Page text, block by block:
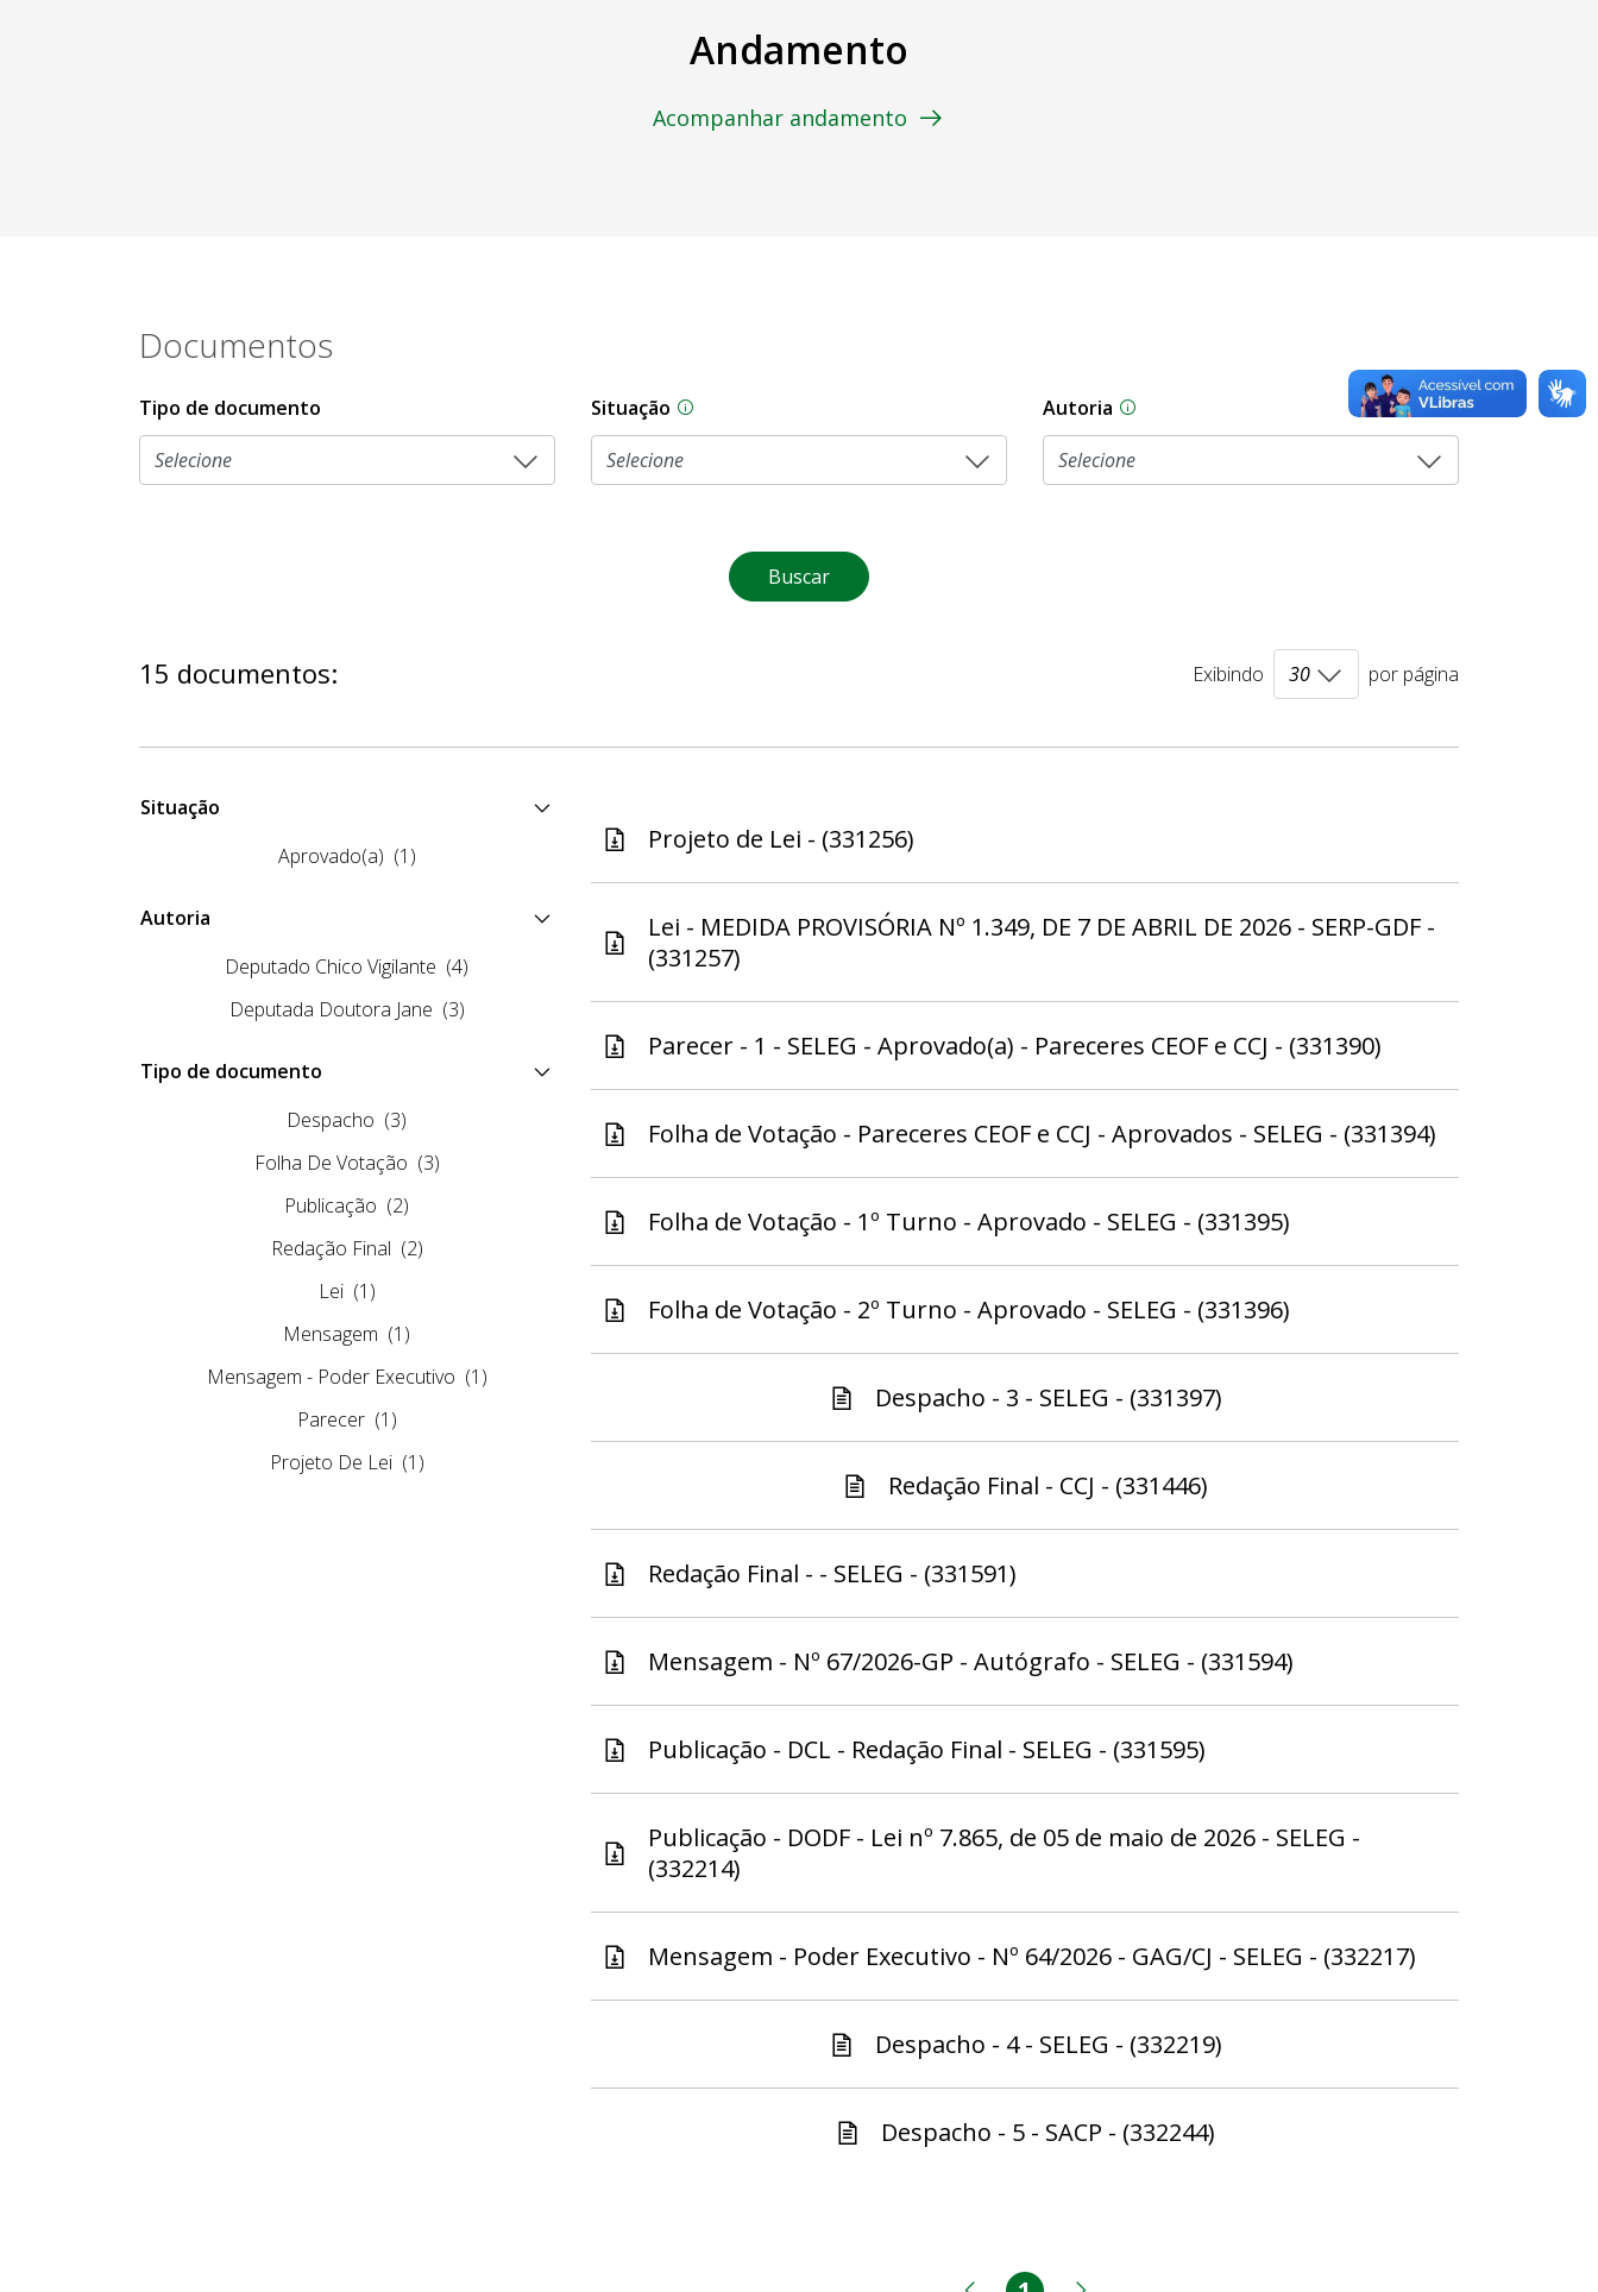
Andamento
Acompanhar andamento
Documentos
Tipo de documento Situação Na CLDF, as proposições legislativas passam por diferentes estágios durante o processo
Autoria As proposições legislativas na CLDF podem ser
Buscar
15 documentos: Exibindo por página
Situação
Aprovado(a) (1)
Autoria
Deputado Chico Vigilante (4)
Deputada Doutora Jane (3)
Tipo de documento
Despacho (3)
Folha De Votação (3)
Publicação (2)
Redação Final (2)
Lei (1)
Mensagem (1)
Mensagem - Poder Executivo (1)
Parecer (1)
Projeto De Lei (1)
Projeto de Lei - (331256)
Lei - MEDIDA PROVISÓRIA Nº 1.349, DE 7 DE ABRIL DE 2026 - SERP-GDF -
(331257)
Parecer - 1 - SELEG - Aprovado(a) - Pareceres CEOF e CCJ - (331390)
Folha de Votação - Pareceres CEOF e CCJ - Aprovados - SELEG - (331394)
Folha de Votação - 1º Turno - Aprovado - SELEG - (331395)
Folha de Votação - 2º Turno - Aprovado - SELEG - (331396)
Despacho - 3 - SELEG - (331397)
Redação Final - CCJ - (331446)
Redação Final - - SELEG - (331591)
Mensagem - Nº 67/2026-GP - Autógrafo - SELEG - (331594)
Publicação - DCL - Redação Final - SELEG - (331595)
Publicação - DODF - Lei nº 7.865, de 05 de maio de 2026 - SELEG -
(332214)
Mensagem - Poder Executivo - Nº 64/2026 - GAG/CJ - SELEG - (332217)
Despacho - 4 - SELEG - (332219)
Despacho - 5 - SACP - (332244)